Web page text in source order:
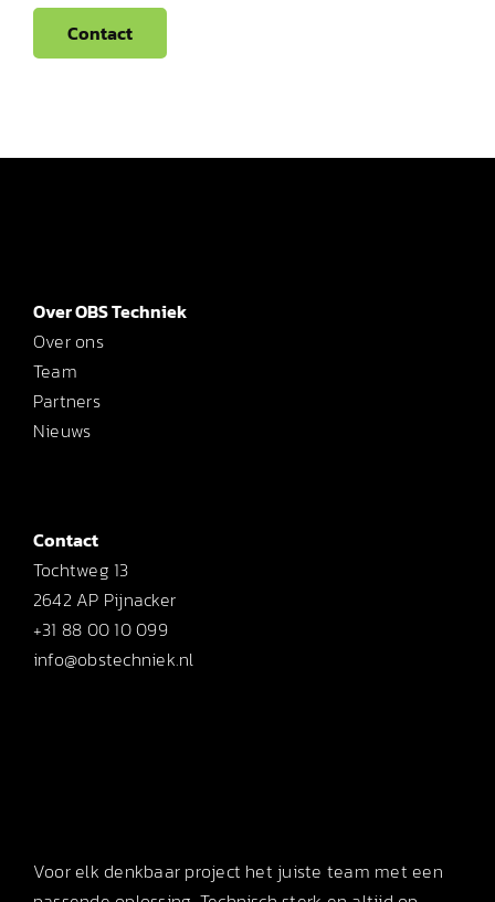
Contact
Voor elk denkbaar project het juiste team met een
Over OBS Techniek
Over ons
Team
Partners
Nieuws
Contact
Tochtweg 13
2642 AP Pijnacker
+31 88 00 10 099
info@obstechniek.nl